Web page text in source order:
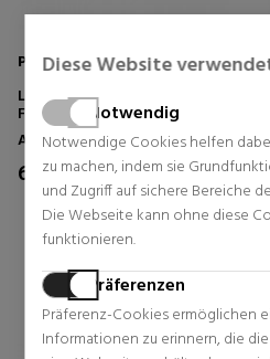
Diese Website
Notwendig
Notwendige Cookies helfen
zu machen, indem sie
und Zugriff auf sichere Bereiche
Die Webseite kann ohne diese
funktionieren.
Präferenzen
Präferenz-Cookies ermöglichen
Informationen zu erinnern, die
Pandora
LEUCHTENDES
FADENARMBAND 599375C01
Armbänder
62,00 €
0 Rezensionen